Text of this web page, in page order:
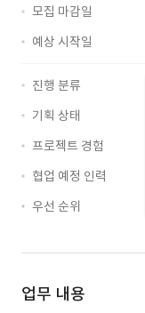
모집 마감일
예상 시작일
진행 분류
기획 상태
프로젝트 경험
협업 예정 인력
우선 순위
업무 내용